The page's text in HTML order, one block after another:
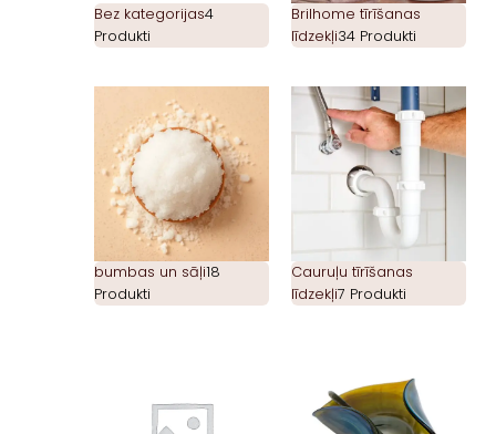
Bez kategorijas4
Produkti
Brilhome tīrīšanas
līdzekļi34 Produkti
bumbas un sāļi18
Produkti
Cauruļu tīrīšanas
līdzekļi7 Produkti